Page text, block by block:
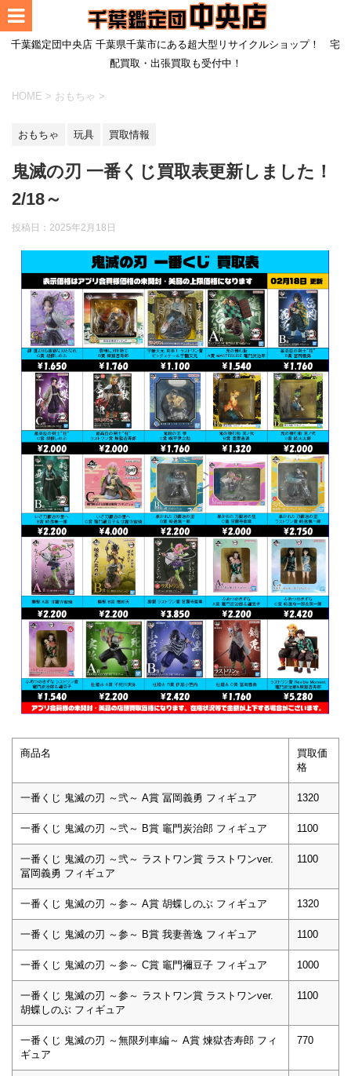
千葉鑑定団中央店 千葉県千葉市にある超大型リサイクルショップ！ 宅
配買取・出張買取も受付中！
HOME > おもちゃ >
おもちゃ 玩具 買取情報
鬼滅の刃 一番くじ買取表更新しました！
2/18～
投稿日： 2025年2月18日
商品名
買取価
格
一番くじ 鬼滅の刃 ～弐～ A賞 冨岡義勇 フィギュア 1320
一番くじ 鬼滅の刃 ～弐～ B賞 竈門炭治郎 フィギュア 1100
一番くじ 鬼滅の刃 ～弐～ ラストワン賞 ラストワンver.
冨岡義勇 フィギュア
1100
一番くじ 鬼滅の刃 ～参～ A賞 胡蝶しのぶ フィギュア 1320
一番くじ 鬼滅の刃 ～参～ B賞 我妻善逸 フィギュア 1100
一番くじ 鬼滅の刃 ～参～ C賞 竈門禰豆子 フィギュア 1000
一番くじ 鬼滅の刃 ～参～ ラストワン賞 ラストワンver.
胡蝶しのぶ フィギュア
1100
一番くじ 鬼滅の刃 ～無限列車編～ A賞 煉獄杏寿郎 フィ
ギュア
770